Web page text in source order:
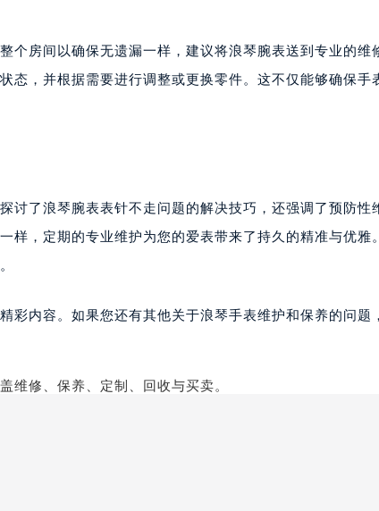
个房间以确保无遗漏一样，建议将浪琴腕表送到专业的维
态，并根据需要进行调整或更换零件。这不仅能够确保手
讨了浪琴腕表表针不走问题的解决技巧，还强调了预防性
样，定期的专业维护为您的爱表带来了持久的精准与优雅
彩内容。如果您还有其他关于浪琴手表维护和保养的问题